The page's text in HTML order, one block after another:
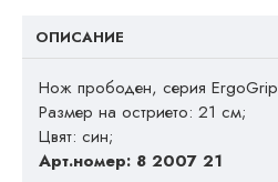
ОПИСАНИЕ
Нож прободен, серия ErgoGrip
Размер на острието: 21 см;
Цвят: син;
Арт.номер: 8 2007 21